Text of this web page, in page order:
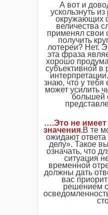
А вот и
ускользнуть
окружающих
величества
применял свои
получить
лотереи? Нет.
эта фраза
хорошо
субъективной в
знаю, что у тебя
может усилить
большей
….Это не имеет
значения.В те
ожидают ответа
делу». Такое
означать, что
ситуация
временной
должны дать
вас
решением